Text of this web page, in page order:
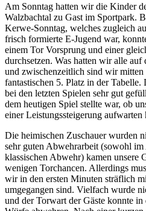
Am Sonntag hatten wir die Kinder
Walzbachtal zu Gast im Sportpark.
Kerwe-Sonntag, welches zugleich
frisch formierte E-Jugend war,
einem Tor Vorsprung und einer
durchsetzen. Was hatten wir alle auf
und zwischenzeitlich sind wir
fantastischen 5. Platz in der
bei den letzten Spielen sehr gut
dem heutigen Spiel stellte war, ob
einer Leistungssteigerung aufwarten
Die heimischen Zuschauer wurden
sehr guten Abwehrarbeit (sowohl
klassischen Abwehr) kamen unsere
wenigen Torchancen. Allerdings
wir in den ersten Minuten sträflich
umgegangen sind. Vielfach wurde
und der Torwart der Gäste konnte